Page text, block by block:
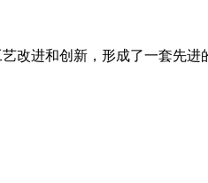
进和创新，形成了一套先